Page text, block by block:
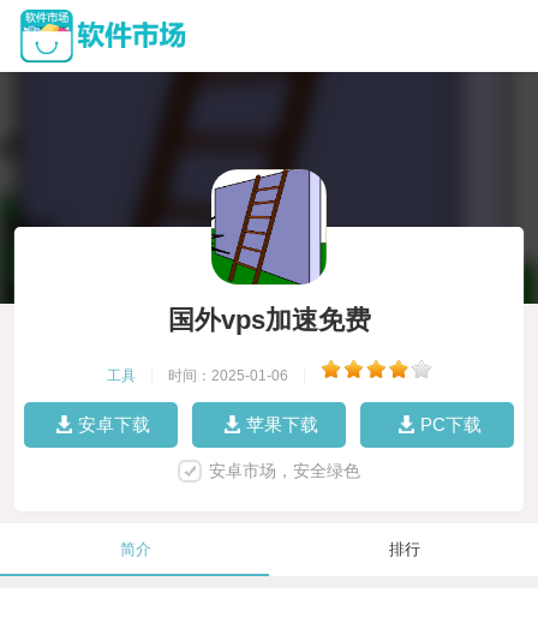
国外vps加速免费
工具 时间：2025-01-06
安卓下载 苹果下载 PC下载
安卓市场，安全绿色
简介 排行